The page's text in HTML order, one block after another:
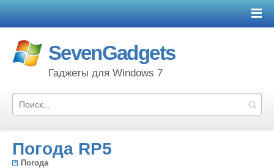
SevenGadgets
Гаджеты для Windows 7
Погода RP5
Погода